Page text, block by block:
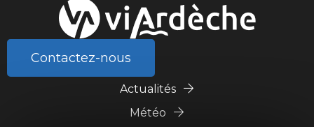
Contactez-nous
Actualités
Météo